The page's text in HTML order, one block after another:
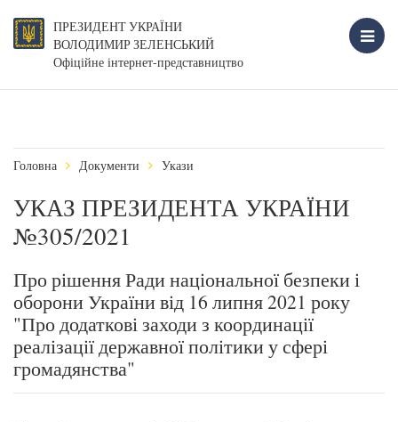
ПРЕЗИДЕНТ УКРАЇНИ
ВОЛОДИМИР ЗЕЛЕНСЬКИЙ
Офіційне інтернет-представництво
Головна Документи Укази
УКАЗ ПРЕЗИДЕНТА УКРАЇНИ
№305/2021
Про рішення Ради національної безпеки і
оборони України від 16 липня 2021 року
"Про додаткові заходи з координації
реалізації державної політики у сфері
громадянства"